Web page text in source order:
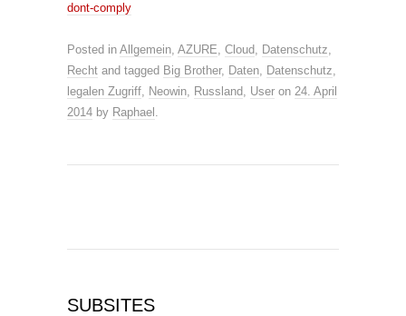
dont-comply
Posted in Allgemein, AZURE, Cloud, Datenschutz,
Recht and tagged Big Brother, Daten, Datenschutz,
legalen Zugriff, Neowin, Russland, User on 24. April
2014 by Raphael .
SUBSITES